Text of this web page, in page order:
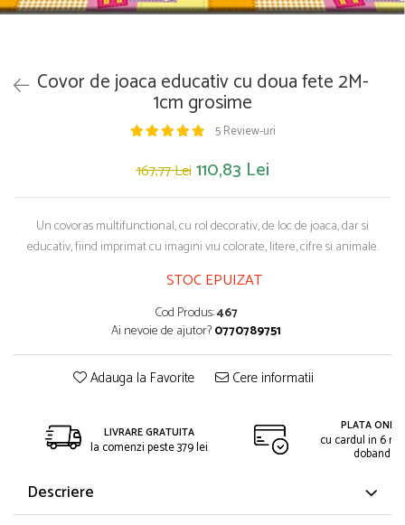
Covor de joaca educativ cu doua fete 2M-
1cm grosime
5 Review-uri
167,77 Lei 110,83 Lei
Un covoras multifunctional, cu rol decorativ, de loc de joaca, dar si
educativ, fiind imprimat cu imagini viu colorate, litere, cifre si animale.
STOC EPUIZAT
Cod Produs:467
Ai nevoie de ajutor?0770789751
Adauga la Favorite Cere informatii
LIVRARE GRATUITA
la comenzi peste 379 lei
PLATA
cu cardul in 6
dobanda
Descriere